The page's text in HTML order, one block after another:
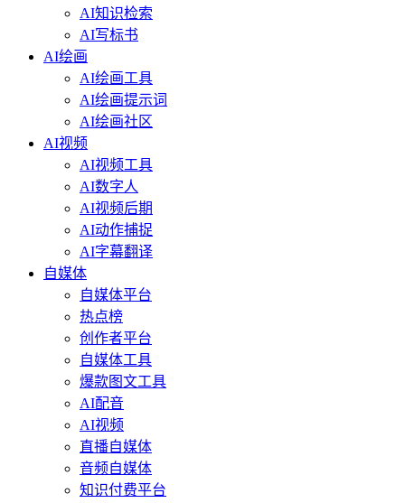
AI知识检索
AI写标书
AI绘画
AI绘画工具
AI绘画提示词
AI绘画社区
AI视频
AI视频工具
AI数字人
AI视频后期
AI动作捕捉
AI字幕翻译
自媒体
自媒体平台
热点榜
创作者平台
自媒体工具
爆款图文工具
AI配音
AI视频
直播自媒体
音频自媒体
知识付费平台